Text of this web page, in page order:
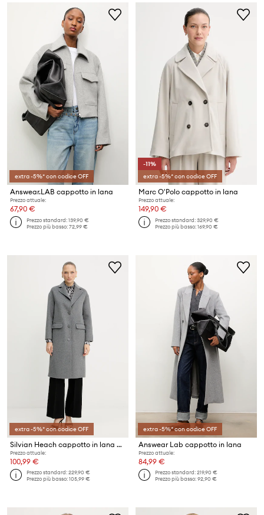
extra -5%* con codice OFF
Answear.LAB cappotto in lana
Prezzo attuale:
67,90 €
Prezzo standard:139,90 €
Prezzo più basso:72,99 €
-11%
extra -5%* con codice OFF
Marc O'Polo cappotto in lana
Prezzo attuale:
149,90 €
Prezzo standard:329,90 €
Prezzo più basso:169,90 €
extra -5%* con codice OFF
Silvian Heach cappotto in lana PARASCHIV
Prezzo attuale:
100,99 €
Prezzo standard:229,90 €
Prezzo più basso:105,99 €
extra -5%* con codice OFF
Answear Lab cappotto in lana
Prezzo attuale:
84,99 €
Prezzo standard:219,90 €
Prezzo più basso:92,90 €